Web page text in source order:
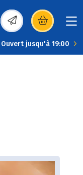
(s’ouvre dans une
Ouvert jusqu'à 19:00